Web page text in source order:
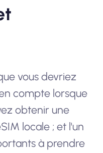
vous devriez
compte lorsque
obtenir une
locale ; et l'un
à prendre